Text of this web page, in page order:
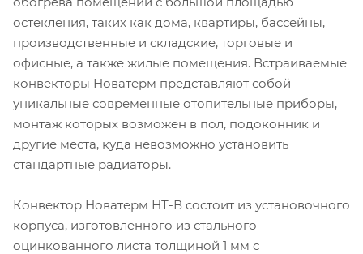
остекления, таких как дома, квартиры, бассейны,
производственные и складские, торговые и
офисные, а также жилые помещения. Встраиваемые
конвекторы Новатерм представляют собой
уникальные современные отопительные приборы,
монтаж которых возможен в пол, подоконник и
другие места, куда невозможно установить
стандартные радиаторы.
Конвектор Новатерм НТ-В состоит из установочного
корпуса, изготовленного из стального
оцинкованного листа толщиной 1 мм с